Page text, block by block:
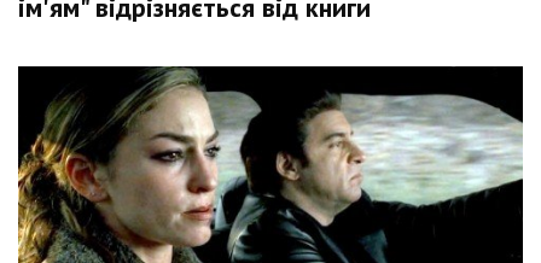
ім'ям" відрізняється від книги